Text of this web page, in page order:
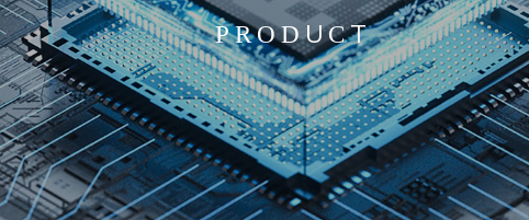
PRODUCT